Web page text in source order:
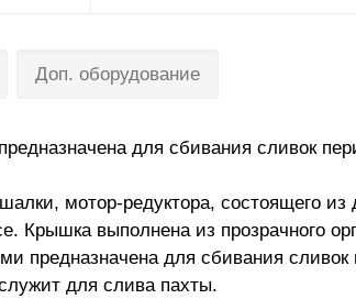
Доп. оборудование
для сбивания сливок
мотор-редуктора, состоящего
Крышка выполнена из прозрачного
предназначена для сбивания
для слива пахты.